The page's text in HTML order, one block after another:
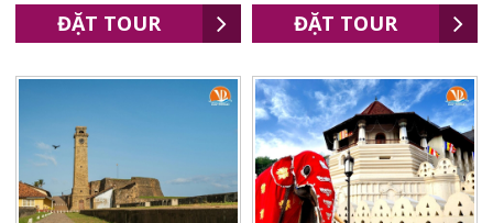
ĐẶT TOUR ĐẶT TOUR